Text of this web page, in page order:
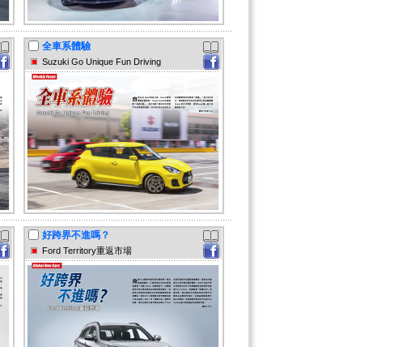
全車系體驗
Suzuki Go Unique Fun Driving
好跨界不進嗎？
Ford Territory重返市場